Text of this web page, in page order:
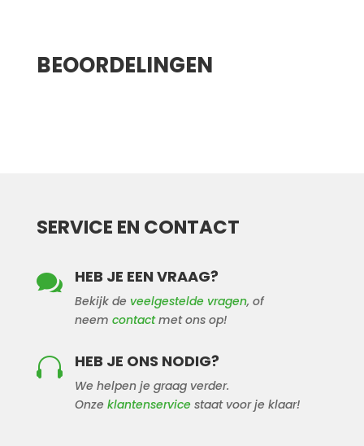
BEOORDELINGEN
SERVICE EN CONTACT
 HEB JE EEN VRAAG?
Bekijk de veelgestelde vragen, of
neem contact met ons op!
 HEB JE ONS NODIG?
We helpen je graag verder.
Onze klantenservice staat voor je klaar!